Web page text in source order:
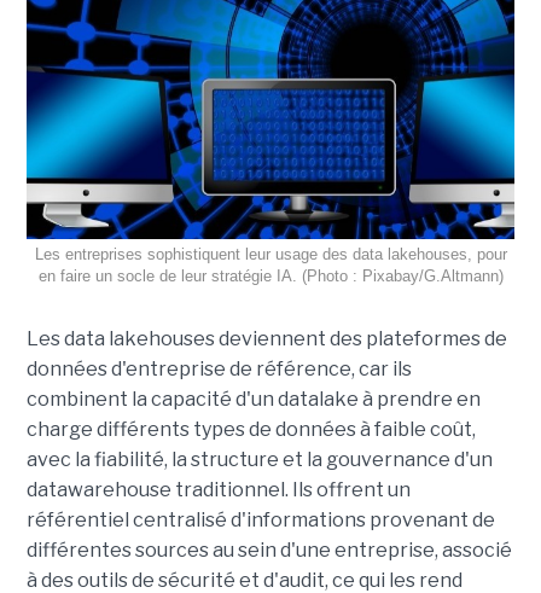
Les entreprises sophistiquent leur usage des data lakehouses, pour
en faire un socle de leur stratégie IA. (Photo : Pixabay/G.Altmann)
Les data lakehouses deviennent des plateformes de
données d'entreprise de référence, car ils
combinent la capacité d'un datalake à prendre en
charge différents types de données à faible coût,
avec la fiabilité, la structure et la gouvernance d'un
datawarehouse traditionnel. Ils offrent un
référentiel centralisé d'informations provenant de
différentes sources au sein d'une entreprise, associé
à des outils de sécurité et d'audit, ce qui les rend